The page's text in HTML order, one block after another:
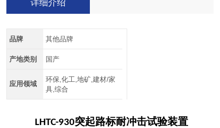
详细介绍
品牌 其他品牌
产地类别 国产
应用领域
环保,化工,地矿,建材/家
具,综合
LHTC-930突起路标耐冲击试验装置